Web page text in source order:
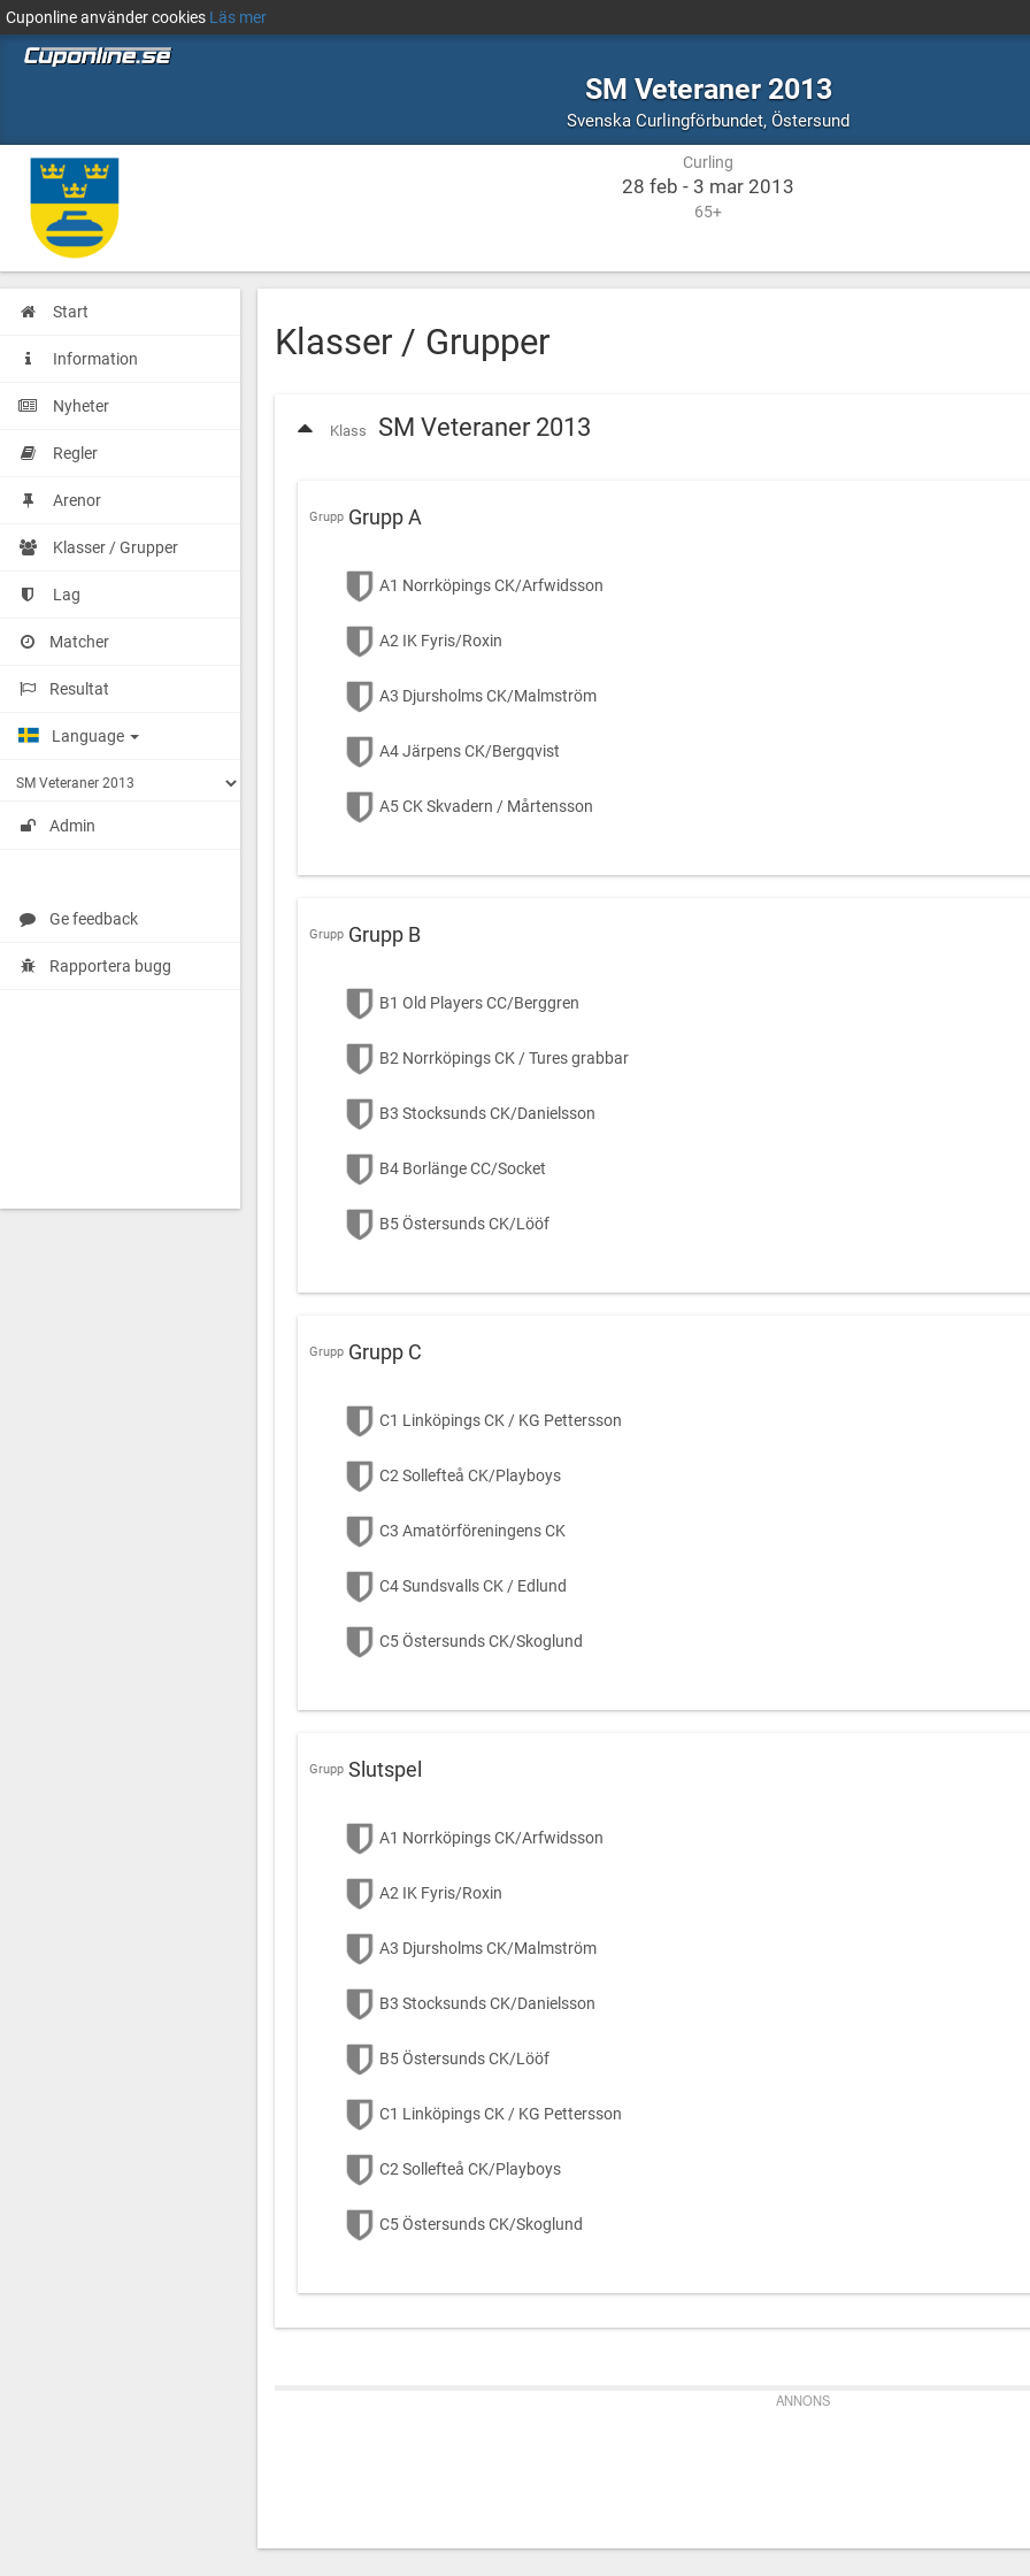
Cuponline använder cookies Läs mer
SM Veteraner 2013
Svenska Curlingförbundet, Curling
ÖstersundÖstersund
Curling
28 feb - 3 mar 2013
65+
Start
Information
Nyheter
Regler
Arenor
Klasser / Grupper
Lag
Matcher
Resultat
Language
Admin
Ge feedback
Rapportera bugg
Klasser / Grupper
Klass SM Veteraner 2013
Grupp Grupp A
A1 Norrköpings CK/Arfwidsson
A2 IK Fyris/Roxin
A3 Djursholms CK/Malmström
A4 Järpens CK/Bergqvist
A5 CK Skvadern / Mårtensson
Grupp Grupp B
B1 Old Players CC/Berggren
B2 Norrköpings CK / Tures grabbar
B3 Stocksunds CK/Danielsson
B4 Borlänge CC/Socket
B5 Östersunds CK/Lööf
Grupp Grupp C
C1 Linköpings CK / KG Pettersson
C2 Sollefteå CK/Playboys
C3 Amatörföreningens CK
C4 Sundsvalls CK / Edlund
C5 Östersunds CK/Skoglund
Grupp Slutspel
A1 Norrköpings CK/Arfwidsson
A2 IK Fyris/Roxin
A3 Djursholms CK/Malmström
B3 Stocksunds CK/Danielsson
B5 Östersunds CK/Lööf
C1 Linköpings CK / KG Pettersson
C2 Sollefteå CK/Playboys
C5 Östersunds CK/Skoglund
ANNONS